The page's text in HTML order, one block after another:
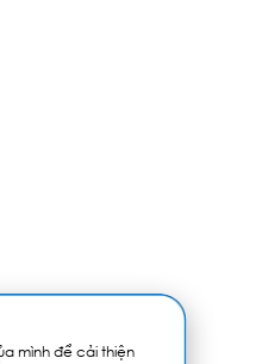
mình để cải thiện